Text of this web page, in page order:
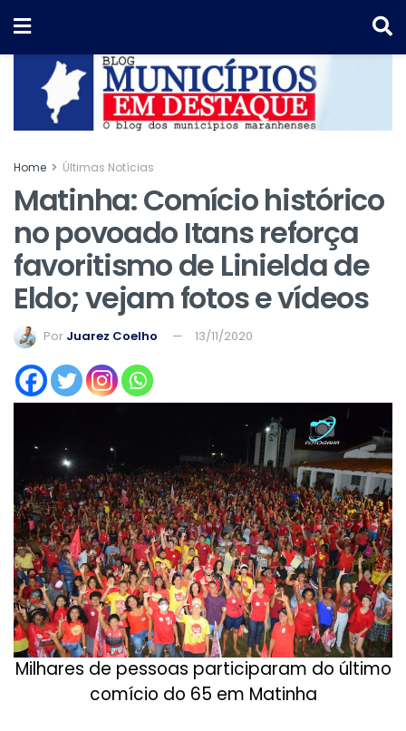
Home Últimas Notícias
Matinha: Comício histórico
no povoado Itans reforça
favoritismo de Linielda de
Eldo; vejam fotos e vídeos
Por Juarez Coelho 13/11/2020
Milhares de pessoas participaram do último
comício do 65 em Matinha